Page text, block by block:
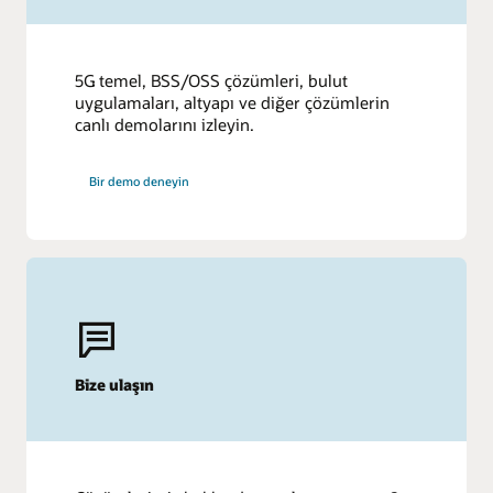
5G temel, BSS/OSS çözümleri, bulut
uygulamaları, altyapı ve diğer çözümlerin
canlı demolarını izleyin.
Bir demo deneyin
Bize ulaşın